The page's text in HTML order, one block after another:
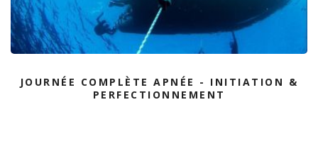
JOURNÉE COMPLÈTE APNÉE - INITIATION &
PERFECTIONNEMENT